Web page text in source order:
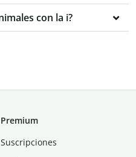
con la i?
Premium
Suscripciones